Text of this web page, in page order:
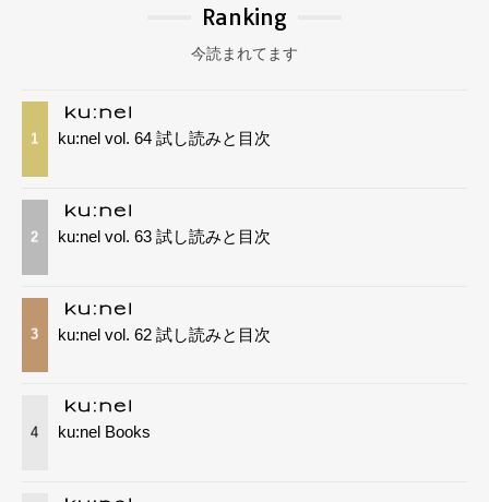
Ranking
今読まれてます
1 ku:nel vol. 64 試し読みと目次
2 ku:nel vol. 63 試し読みと目次
3 ku:nel vol. 62 試し読みと目次
4 ku:nel Books